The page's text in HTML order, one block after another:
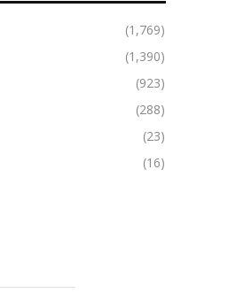
(1,769)
(1,390)
(923)
(288)
(23)
(16)